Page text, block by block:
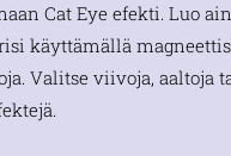
Cat Eye efekti. Luo
käyttämällä
Valitse viivoja, aaltoja